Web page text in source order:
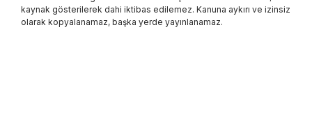
kaynak gösterilerek dahi iktibas edilemez. Kanuna aykırı ve izinsiz
olarak kopyalanamaz, başka yerde yayınlanamaz.